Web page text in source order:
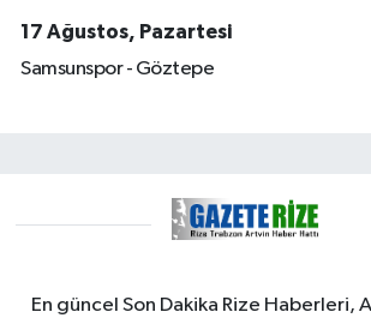
17 Ağustos, Pazartesi
Samsunspor - Göztepe
En güncel Son Dakika Rize Haberleri,